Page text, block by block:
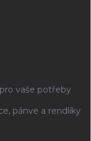
vaše potřeby
pánve a rendlíky